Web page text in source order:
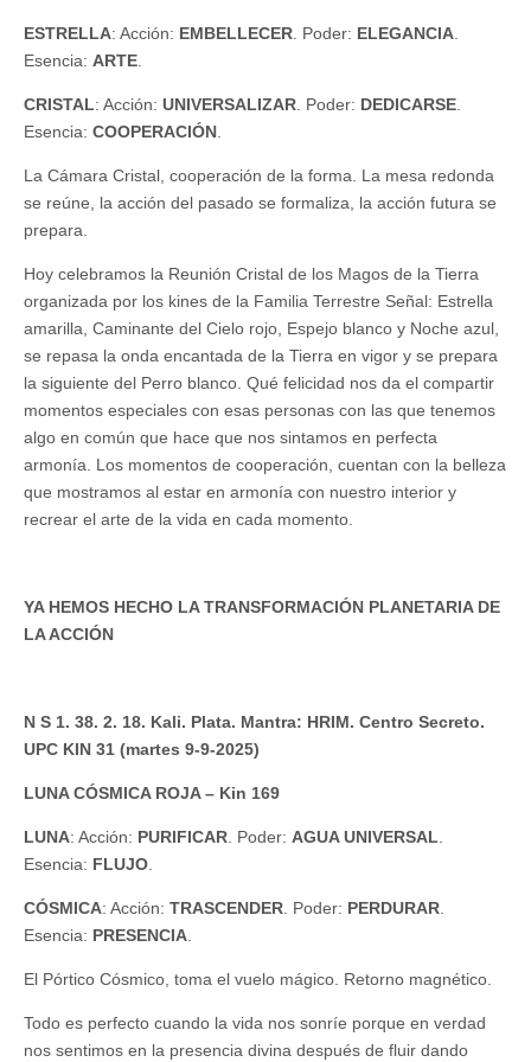
ESTRELLA: Acción: EMBELLECER . Poder: ELEGANCIA
Esencia: ARTE
CRISTAL: Acción: UNIVERSALIZAR . Poder: DEDICARSE
Esencia: COOPERACIÓN
La Cámara Cristal, cooperación de la forma. La mesa redonda
se reúne, la acción del pasado se formaliza, la acción futura se
prepara.
Hoy celebramos la Reunión Cristal de los Magos de la Tierra
organizada por los kines de la Familia Terrestre Señal: Estrella
amarilla, Caminante del Cielo rojo, Espejo blanco y Noche azul,
se repasa la onda encantada de la Tierra en vigor y se prepara
la siguiente del Perro blanco. Qué felicidad nos da el compartir
momentos especiales con esas personas con las que tenemos
algo en común que hace que nos sintamos en perfecta
armonía. Los momentos de cooperación, cuentan con la belleza
que mostramos al estar en armonía con nuestro interior y
recrear el arte de la vida en cada momento.
YA HEMOS HECHO LA TRANSFORMACIÓN PLANETARIA DE
LA ACCIÓN
N S 1. 38. 2. 18. Kali. Plata. Mantra: HRIM. Centro Secreto.
UPC KIN 31 (martes 9-9-2025)
LUNA CÓSMICA ROJA – Kin 169
LUNA: Acción: PURIFICAR . Poder: AGUA UNIVERSAL
Esencia: FLUJO
CÓSMICA: Acción: TRASCENDER . Poder: PERDURAR
Esencia: PRESENCIA
El Pórtico Cósmico, toma el vuelo mágico. Retorno magnético.
Todo es perfecto cuando la vida nos sonríe porque en verdad
nos sentimos en la presencia divina después de fluir dando